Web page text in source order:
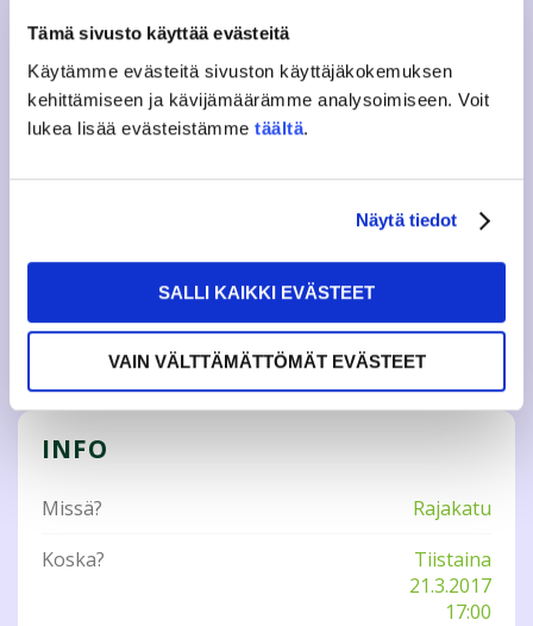
Tämä sivusto käyttää evästeitä
Käytämme evästeitä sivuston käyttäjäkokemuksen
kehittämiseen ja kävijämäärämme analysoimiseen. Voit
lukea lisää evästeistämme täältä.
Näytä tiedot
SALLI KAIKKI EVÄSTEET
VAIN VÄLTTÄMÄTTÖMÄT EVÄSTEET
Mitä? Rentoa lenkkeilyä jokaiselle sopivaan tahtiin.
Missä? Parilliset viikot; lähtö Rajakadulta F oven
edestä. Parittomat viikot; Lähtö Dynamo pääoven
edestä
Milloin? Joka tiistai klo 17.
Kysyttävää? Laita viestiä, liikunta(a)jamko.fi
Tweet
INFO
Missä?
Rajakatu
Koska?
Tiistaina
21.3.2017
17:00